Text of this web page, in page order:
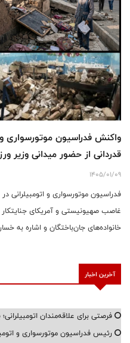
واکنش فدراسیون موتورسواری و
قدردانی از حضور میدانی وزیر
1405/01/09
فدراسیون موتورسواری و اتومبیلرانی
غاصب صهیونیستی و آمریکای جنایتکار
خانواده‌های جان‌باختگان و اشاره به
دکتر احمد دنیامالی وزیر ورزش و جوانان
آخرین اخبار
فرصتی برای علاقه‌مندان
رئیس فدراسیون موتورسواری و